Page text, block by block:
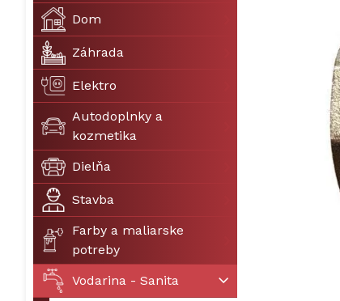
Dom
Záhrada
Elektro
Autodoplnky a
kozmetika
Dielňa
Stavba
Farby a maliarske
potreby
Vodarina - Sanita